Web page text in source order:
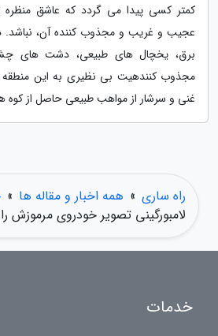
کمتر کسی پیدا می گردد که عاشق منظره
عجیب و غریب و مجذوب کننده آن، نباشد.
برق، یخچال های طبیعی، دشت های
مجذوب کنندهیت بی نظیری به این
غنی و سرشار از مواهب طبیعی حاصل از کوه
راه ساری » همه اخبار و مقاله ها »
لامبورگینی تصویر خودروی مرموزش
خدمات